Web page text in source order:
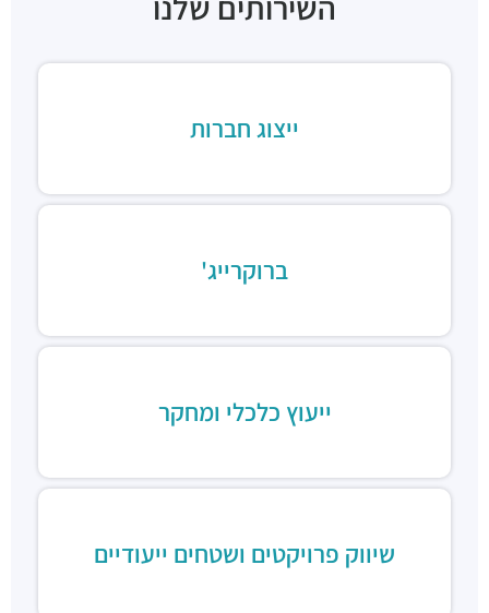
ייצוג חברות
ברוקרייג'
ייעוץ כלכלי ומחקר
שיווק פרויקטים ושטחים ייעודיים